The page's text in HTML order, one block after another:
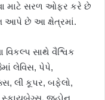
માટે સરળ ઓફર કરે છે
આપે છે આ ક્ષેત્રમાં.
વિકલ્પ સાથે વૈશ્વિક
લેવિસ, પેપે,
લી કૂપર, બફેલો,
સ્કાયબેગ્સ, જ્હોન